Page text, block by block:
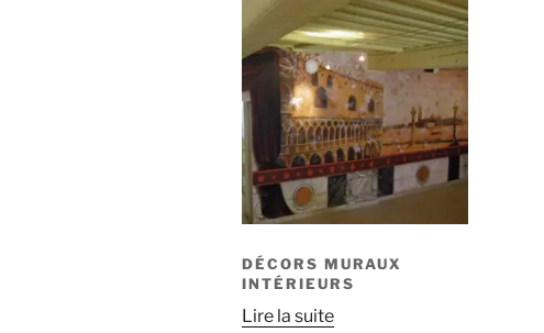
DÉCORS MURAUX
INTÉRIEURS
Lire la suite